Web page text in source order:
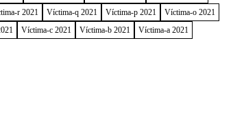
r 2021 Víctima-q 2021 Víctima-p 2021
Víctima-o 2021
Víctima-c 2021 Víctima-b 2021 Víctima-a 2021